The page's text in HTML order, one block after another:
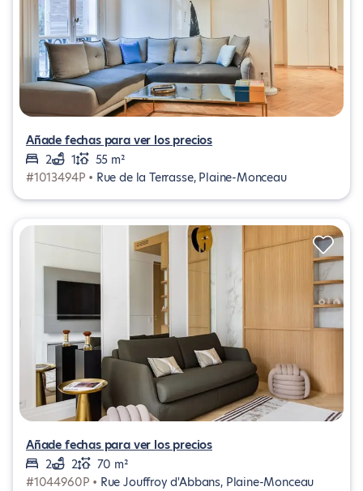
Añade fechas para ver los precios
2
1
55 m²
#1013494P • Rue de la Terrasse, Plaine-Monceau
Añade fechas para ver los precios
2
2
70 m²
#1044960P • Rue Jouffroy d'Abbans, Plaine-Monceau